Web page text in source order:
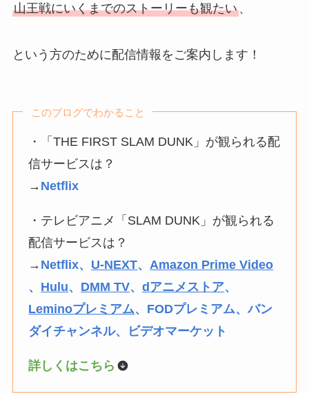
山王戦にいくまでのストーリーも観たい、
という方のために配信情報をご案内します！
このブログでわかること
・「THE FIRST SLAM DUNK」が観られる配
信サービスは？
→ Netflix
・テレビアニメ「SLAM DUNK」が観られる
配信サービスは？
→ Netflix、 U-NEXT、 Amazon Prime Video
、 Hulu、 DMM TV、dアニメストア、
Leminoプレミアム、FODプレミアム、バン
ダイチャンネル、ビデオマーケット
詳しくはこちら